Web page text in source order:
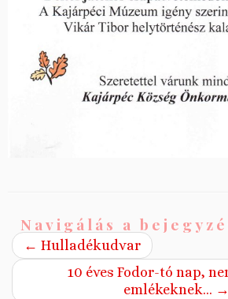
Navigálás a
← Hulladékudvar
10 éves Fodor-tó nap,
emlékeknek… →